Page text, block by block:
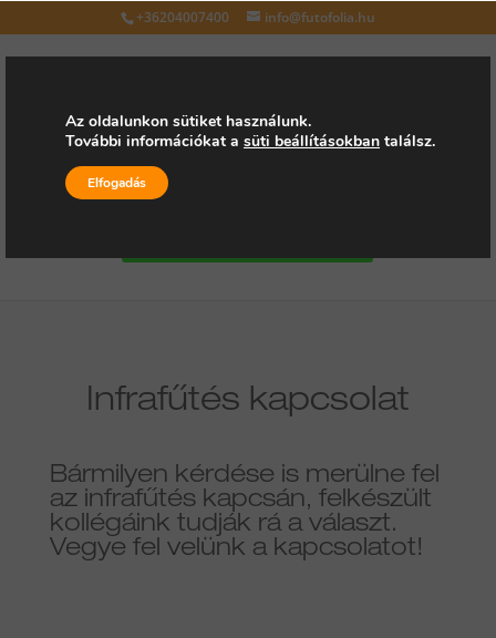
+36204007400 info@futofolia.hu
Válasszon oldalt
Infrafűtés kapcsolat
Bármilyen kérdése is merülne fel
az infrafűtés kapcsán, felkészült
kollégáink tudják rá a választ.
Vegye fel velünk a kapcsolatot!
Az oldalunkon sütiket használunk.
További információkat a süti beállításokban találsz.
Elfogadás